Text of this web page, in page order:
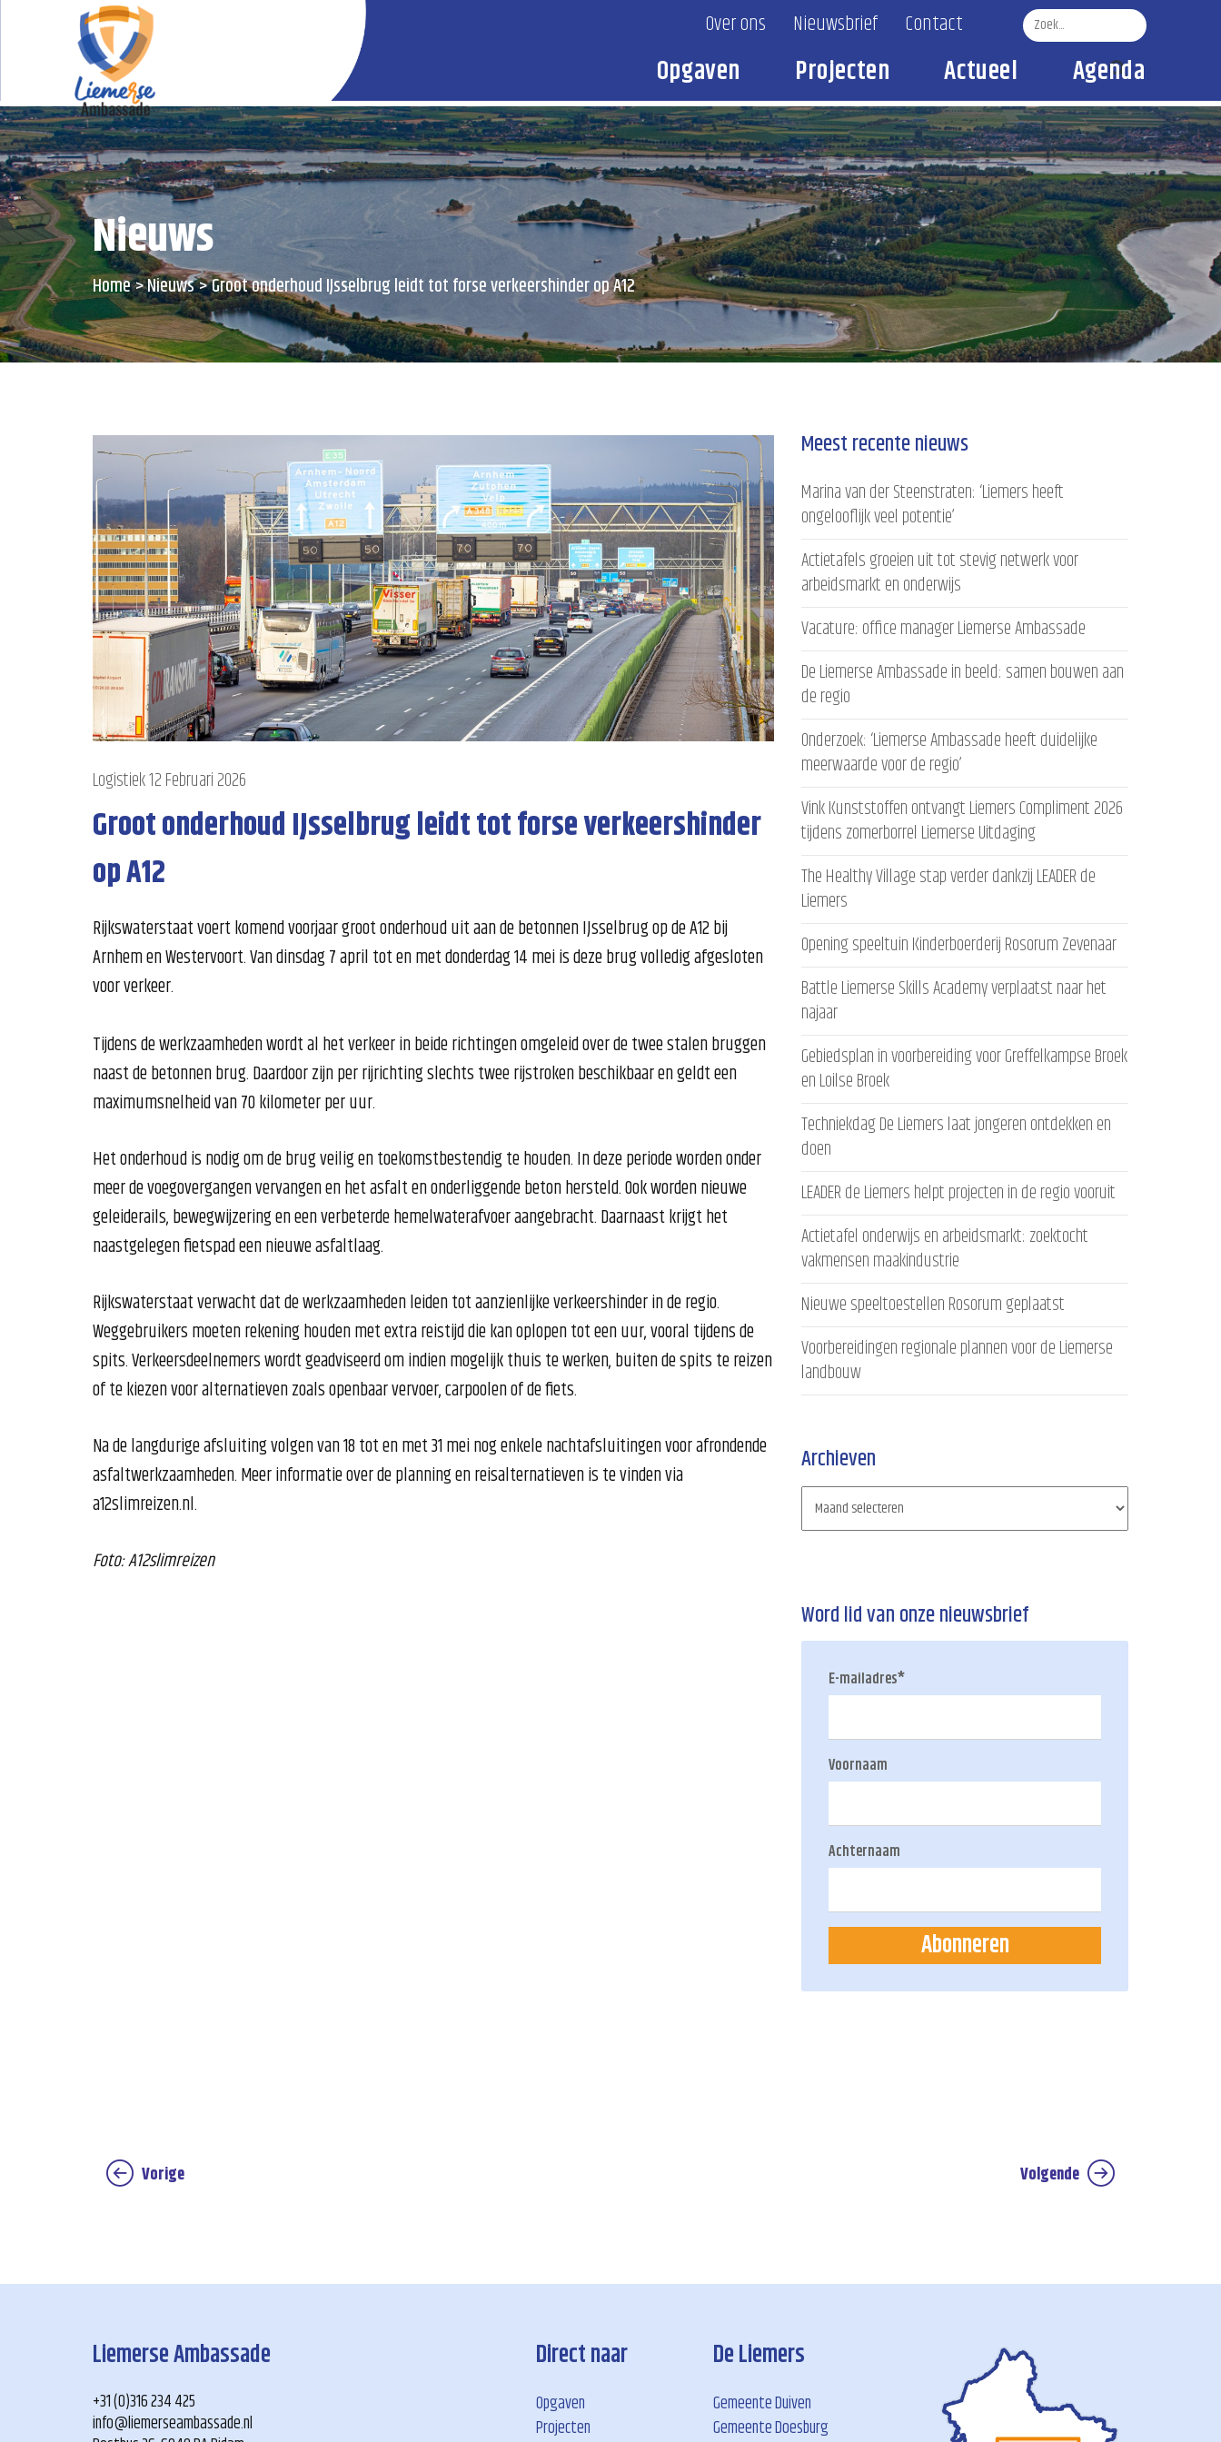
Over ons Nieuwsbrief Contact
Zoek
Opgaven Projecten Actueel Agenda
Nieuws
Home Nieuws Groot onderhoud IJsselbrug leidt tot forse verkeershinder op A12
Logistiek12 Februari 2026
Groot onderhoud IJsselbrug leidt tot forse verkeershinder
op A12
Rijkswaterstaat voert komend voorjaar groot onderhoud uit aan de betonnen IJsselbrug op de A12 bij
Arnhem en Westervoort. Van dinsdag 7 april tot en met donderdag 14 mei is deze brug volledig afgesloten
voor verkeer.
Tijdens de werkzaamheden wordt al het verkeer in beide richtingen omgeleid over de twee stalen bruggen
naast de betonnen brug. Daardoor zijn per rijrichting slechts twee rijstroken beschikbaar en geldt een
maximumsnelheid van 70 kilometer per uur.
Het onderhoud is nodig om de brug veilig en toekomstbestendig te houden. In deze periode worden onder
meer de voegovergangen vervangen en het asfalt en onderliggende beton hersteld. Ook worden nieuwe
geleiderails, bewegwijzering en een verbeterde hemelwaterafvoer aangebracht. Daarnaast krijgt het
naastgelegen fietspad een nieuwe asfaltlaag.
Rijkswaterstaat verwacht dat de werkzaamheden leiden tot aanzienlijke verkeershinder in de regio.
Weggebruikers moeten rekening houden met extra reistijd die kan oplopen tot een uur, vooral tijdens de
spits. Verkeersdeelnemers wordt geadviseerd om indien mogelijk thuis te werken, buiten de spits te reizen
of te kiezen voor alternatieven zoals openbaar vervoer, carpoolen of de fiets.
Na de langdurige afsluiting volgen van 18 tot en met 31 mei nog enkele nachtafsluitingen voor afrondende
asfaltwerkzaamheden. Meer informatie over de planning en reisalternatieven is te vinden via
a12slimreizen.nl.
Foto: A12slimreizen
Meest recente nieuws
Marina van der Steenstraten: ‘Liemers heeft
ongelooflijk veel potentie’
Actietafels groeien uit tot stevig netwerk voor
arbeidsmarkt en onderwijs
Vacature: office manager Liemerse Ambassade
De Liemerse Ambassade in beeld: samen bouwen aan
de regio
Onderzoek: ‘Liemerse Ambassade heeft duidelijke
meerwaarde voor de regio’
Vink Kunststoffen ontvangt Liemers Compliment 2026
tijdens zomerborrel Liemerse Uitdaging
The Healthy Village stap verder dankzij LEADER de
Liemers
Opening speeltuin Kinderboerderij Rosorum Zevenaar
Battle Liemerse Skills Academy verplaatst naar het
najaar
Gebiedsplan in voorbereiding voor Greffelkampse Broek
en Loilse Broek
Techniekdag De Liemers laat jongeren ontdekken en
doen
LEADER de Liemers helpt projecten in de regio vooruit
Actietafel onderwijs en arbeidsmarkt: zoektocht
vakmensen maakindustrie
Nieuwe speeltoestellen Rosorum geplaatst
Voorbereidingen regionale plannen voor de Liemerse
landbouw
Archieven
Word lid van onze nieuwsbrief
E-mailadres*
Voornaam
Achternaam
Abonneren
Vorige Volgende
Liemerse Ambassade
+31 (0)316 234 425
info@liemerseambassade.nl
Direct naar
Opgaven
Projecten
De Liemers
Gemeente Duiven
Gemeente Doesburg